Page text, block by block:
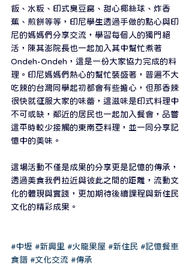
飯、水粄、印式臭豆腐、甜心椰絲球、炸香
蕉、煎餅等等，印尼學生透過手做的點心與印
尼的媽媽們分享交流，學習每個人的獨門絕
活，陳其澎院長也一起加入其中幫忙煮著
Ondeh-Ondeh，這是一份大家協力完成的料
理。印尼媽媽們熱心的幫忙裝盛著，普遍不大
吃辣的台灣同學起初都會有些擔心，但那香辣
很快就征服大家的味蕾，這滋味是印式料理中
不可或缺，鄰近的居民也一起加入餐會，品嘗
這平時較少接觸的東南亞料理，並一同分享記
憶中的美味。⁣
這場活動不僅是成果的分享更是記憶的傳承，
透過美食我們拉近與彼此之間的距離，流動文
化的體現與實踐，更加期待後續課程與新住民
文化的精彩成果。
#中壢 #新興里 #火龍果屋 #新住民 #記憶餐車
食譜 #文化交流 #傳承